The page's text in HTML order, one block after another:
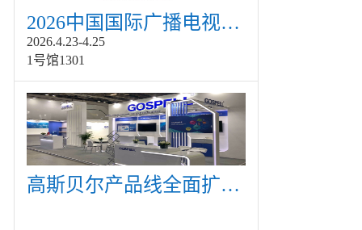
2026中国国际广播电视信息网络展览会展
2026.4.23-4.25
1号馆1301
高斯贝尔产品线全面扩展，众多新产品亮相CommunicAsia 2019